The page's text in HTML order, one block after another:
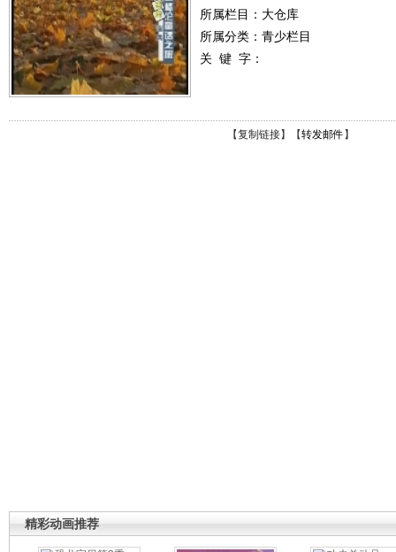
所属栏目： 大仓库
所属分类：青少栏目
关 键 字：
【复制链接】【转发邮件 】
精彩动画推荐